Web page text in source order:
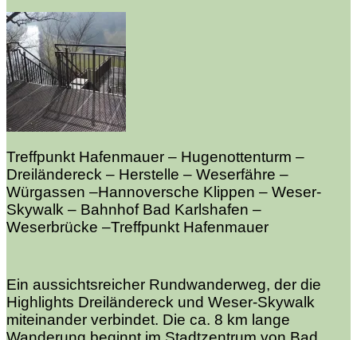
Treffpunkt Hafenmauer – Hugenottenturm –
Dreiländereck – Herstelle – Weserfähre –
Würgassen –Hannoversche Klippen – Weser-
Skywalk – Bahnhof Bad Karlshafen –
Weserbrücke –Treffpunkt Hafenmauer
Ein aussichtsreicher Rundwanderweg, der die
Highlights Dreiländereck und Weser-Skywalk
miteinander verbindet. Die ca. 8 km lange